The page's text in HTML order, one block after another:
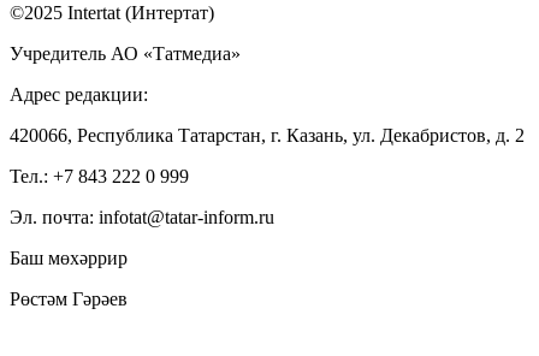
©2025 Intertat (Интертат)
Учредитель АО «Татмедиа»
Адрес редакции:
420066, Республика Татарстан, г. Казань, ул. Декабристов, д. 2
Тел.: +7 843 222 0 999
Эл. почта: infotat@tatar-inform.ru
Баш мөхәррир
Рөстәм Гәрәев